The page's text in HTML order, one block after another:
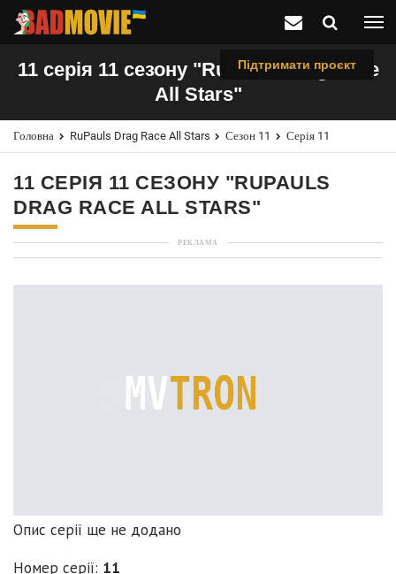
Підтримати проєкт
11 серія 11 сезону "RuPauls Drag Race
All Stars"
Головна RuPauls Drag Race All Stars Сезон 11 Серія 11
11 СЕРІЯ 11 СЕЗОНУ "RUPAULS
DRAG RACE ALL STARS"
РЕКЛАМА
Опис серії ще не додано
Номер серії: 11